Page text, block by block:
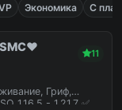
Экономика С
11
Гриф,
1.16.5 - 1.21.7 ✅